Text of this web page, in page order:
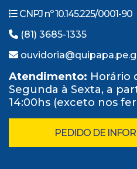
CNPJ nº 10.145.225/0001-90
(81) 3685-1335
Atendimento: Horário
Segunda à Sexta, a
14:00hs (exceto nos
PEDIDO DE